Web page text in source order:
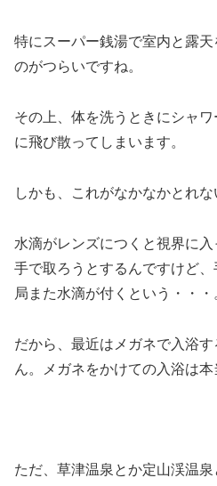
特にスーパー銭湯で室内と露
のがつらいですね。
その上、体を洗うときにシャ
に飛び散ってしまいます。
しかも、これがなかなかとれな
水滴がレンズにつくと視界に入
手で取ろうとするんですけど
局また水滴が付くという・・・
だから、最近はメガネで入浴
ん。メガネをかけての入浴は
ただ、草津温泉とか定山渓温